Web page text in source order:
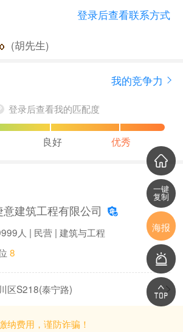
登录后查看联系方式
(胡先生)
我的竞争力
登录后查看我的匹配度
良好 优秀
意建筑工程有限公司
人 | 民营 | 建筑与工程
8
区S218(泰宁路)
纳费用，谨防诈骗！
一键
复制
海报